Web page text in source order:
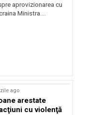
aprovizionarea cu
Ministra...
ago
arestate
cu violenţă